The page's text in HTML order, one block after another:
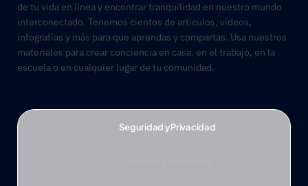
de tu vida en línea y encontrar tranquilidad en nuestro mundo
interconectado. Tenemos cientos de artículos, videos,
infografías y más para que aprendas y compartas. Usa nuestros
materiales para crear conciencia en casa, en el trabajo, en la
escuela o en cualquier lugar de tu comunidad.
Seguridad y Privacidad